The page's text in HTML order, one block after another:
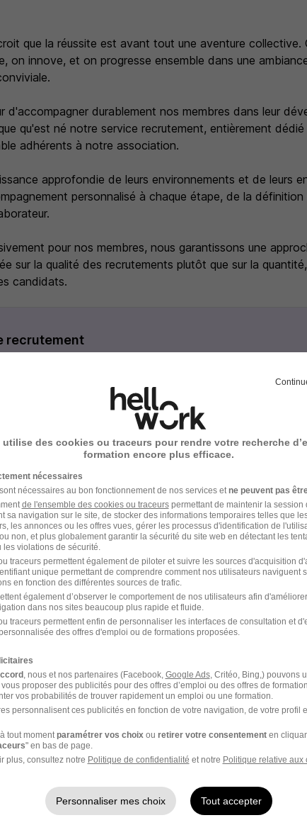
que la réussite est avant tout une aventure collective.
on innove, et on progresse ensemble dans une
d'accompagner durablement nos membres dans leur
qu'est né notre service recrutement, entièrement
adhérents à notre association.
approfondie de leurs environnements et de leurs
personnalisé à chaque étape, de la définition
pour nos membres, nous garantissons une
sur la qualité des recrutements plutôt que sur la
candidats.
recrutement
peuvent varier selon l'offre à laquelle vous postulez.
téléphonique avec l'un de nos consultants en recrutement.
présentiel ou en visio.
avec l'Expert comptable.
Synerga !
: 3933659/28812396 ADV-00079
compte
votre candidature !
utilise des cookies ou traceurs pour rendre votre recherche
formation encore plus efficace.
nécessaires
nécessaires au bon fonctionnement de nos services et ne peuvent pas
de l'ensemble des cookies ou traceurspermettant de maintenir la session
sa navigation sur le site, de stocker des informations temporaires telles que
les annonces ou les offres vues, gérer les processus d'identification de
non, et plus globalement garantir la sécurité du site web en détectant les
violations de sécurité.
traceurs permettent également de piloter et suivre les sources d'acquisition
unique permettant de comprendre comment nos utilisateurs naviguent
en fonction des différentes sources de trafic.
également d’observer le comportement de nos utilisateurs afin
dans nos sites beaucoup plus rapide et fluide.
traceurs permettent enfin de personnaliser les interfaces de consultation et
des offres d'emploi ou de formations proposées.
, nous et nos partenaires (Facebook, Google Ads, Critéo, Bing,) pouvons
proposer des publicités pour des offres d’emploi ou des offres de
vos probabilités de trouver rapidement un emploi ou une formation.
personnalisent ces publicités en fonction de votre navigation, de votre profil
tout moment paramétrer vos choix ou retirer votre consentementen
" en bas de page.
plus, consultez notre Politique de confidentialité et notre Politique relative aux
Personnaliser mes choix Tout accepter